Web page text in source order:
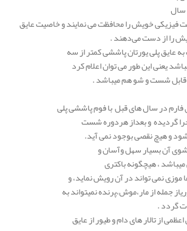
بعد از 40 سال
فیزیکی خویش را محافظت می نمایند و خاصیت عایق
را از دست می‌دهند .
عایق پلی یورتان پاششی کمتر از سه
یعنی این طور می توان اعلام کرد
شست و شو هم میباشد .
در سال های قبل با فوم پاششی پلی
گردیده و بعداز هردوره شست
و هیچ نقصی بوجود نمی آید.
آن بسیار سهل وآسان و
، هیچگونه باکتری
نمی تواند در آن رویش نماید، و
جمله از مار،موش،پرنده نمیتواند به
گردد .
از تالار های دام و طیور از عایق